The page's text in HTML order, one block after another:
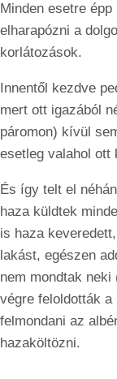
Minden esetre
elharapózni a
korlátozások.
Innentől kezdve
mert ott igazából
páromon) kívül
esetleg valahol ott
És így telt el
haza küldtek
is haza
lakást, egészen
nem mondtak
végre feloldották
felmondani az
hazaköltözni.